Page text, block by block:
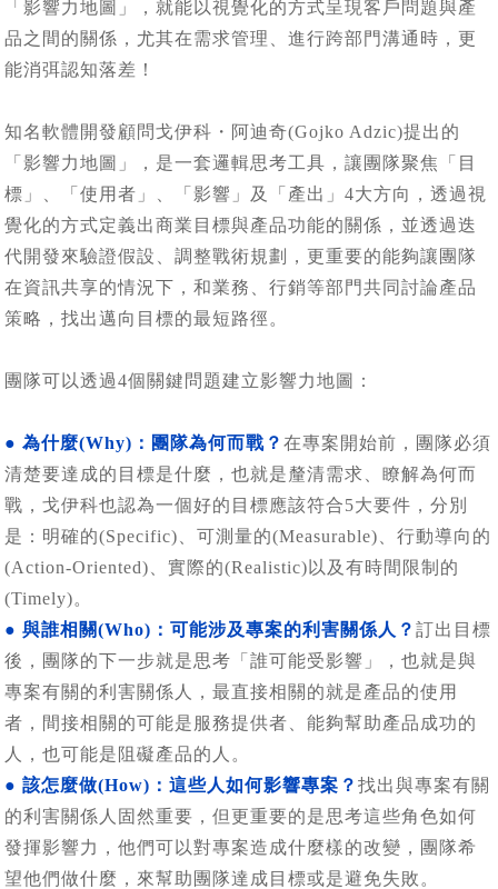
「影響力地圖」，就能以視覺化的方式呈現客戶問題與產
品之間的關係，尤其在需求管理、進行跨部門溝通時，更
能消弭認知落差！
知名軟體開發顧問戈伊科・阿迪奇(Gojko Adzic)提出的
「影響力地圖」，是一套邏輯思考工具，讓團隊聚焦「目
標」、「使用者」、「影響」及「產出」4大方向，透過視
覺化的方式定義出商業目標與產品功能的關係，並透過迭
代開發來驗證假設、調整戰術規劃，更重要的能夠讓團隊
在資訊共享的情況下，和業務、行銷等部門共同討論產品
策略，找出邁向目標的最短路徑。
團隊可以透過4個關鍵問題建立影響力地圖：
● 為什麼(Why)：團隊為何而戰？在專案開始前，團隊必須
清楚要達成的目標是什麼，也就是釐清需求、瞭解為何而
戰，戈伊科也認為一個好的目標應該符合5大要件，分別
是：明確的(Specific)、可測量的(Measurable)、行動導向的
(Action-Oriented)、實際的(Realistic)以及有時間限制的
(Timely)。
● 與誰相關(Who)：可能涉及專案的利害關係人？訂出目標
後，團隊的下一步就是思考「誰可能受影響」，也就是與
專案有關的利害關係人，最直接相關的就是產品的使用
者，間接相關的可能是服務提供者、能夠幫助產品成功的
人，也可能是阻礙產品的人。
● 該怎麼做(How)：這些人如何影響專案？找出與專案有關
的利害關係人固然重要，但更重要的是思考這些角色如何
發揮影響力，他們可以對專案造成什麼樣的改變，團隊希
望他們做什麼，來幫助團隊達成目標或是避免失敗。